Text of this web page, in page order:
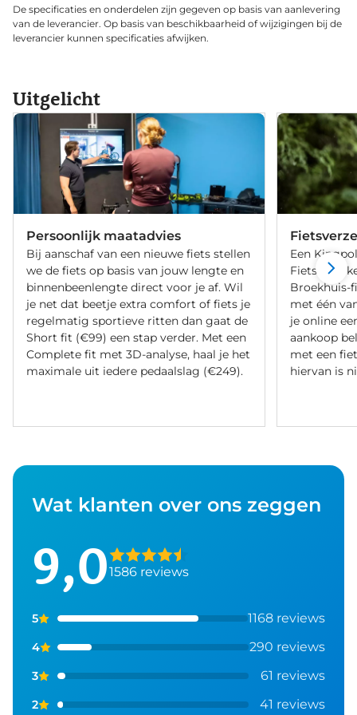
De specificaties en onderdelen zijn gegeven op basis van aanlevering
van de leverancier. Op basis van beschikbaarheid of wijzigingen bij de
leverancier kunnen specificaties afwijken.
Uitgelicht
Persoonlijk maatadvies
Bij aanschaf van een nieuwe fiets stellen
we de fiets op basis van jouw lengte en
binnenbeenlengte direct voor je af. Wil
je net dat beetje extra comfort of fiets je
regelmatig sportieve ritten dan gaat de
Short fit (€99) een stap verder. Met een
Complete fit met 3D-analyse, haal je het
maximale uit iedere pedaalslag (€249).
Een
Broekhuis-
met één
je online
aankoop
met een
hiervan is
Wat klanten over ons zeggen
9,01586 reviews
5 1168 reviews
4 290 reviews
3 61 reviews
2 41 reviews